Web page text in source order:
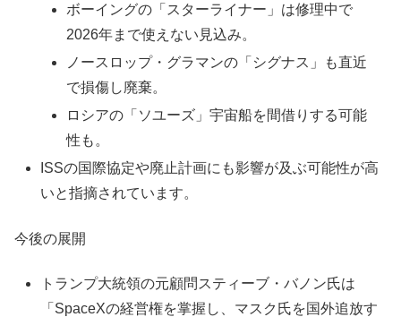
ボーイングの「スターライナー」は修理中で
2026年まで使えない見込み。
ノースロップ・グラマンの「シグナス」も直近
で損傷し廃棄。
ロシアの「ソユーズ」宇宙船を間借りする可能
性も。
ISSの国際協定や廃止計画にも影響が及ぶ可能性が高
いと指摘されています。
今後の展開
トランプ大統領の元顧問スティーブ・バノン氏は
「SpaceXの経営権を掌握し、マスク氏を国外追放す